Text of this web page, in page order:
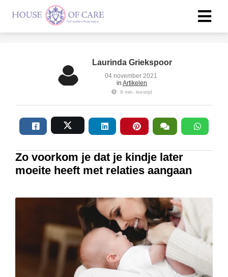
Laurinda Griekspoor
04 november 2021
in Artikelen
8 min. leestijd
Zo voorkom je dat je kindje later
moeite heeft met relaties aangaan